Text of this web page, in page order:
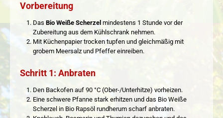
Vorbereitung
Das Bio Weiße Scherzelmindestens 1 Stunde vor der
Zubereitung aus dem Kühlschrank nehmen.
Mit Küchenpapier trocken tupfen und gleichmäßig mit
grobem Meersalz und Pfeffer einreiben.
Schritt 1: Anbraten
Den Backofen auf 90 °C (Ober-/Unterhitze) vorheizen.
Eine schwere Pfanne stark erhitzen und das Bio Weiße
Scherzel in Bio Rapsöl rundherum scharf anbraten.